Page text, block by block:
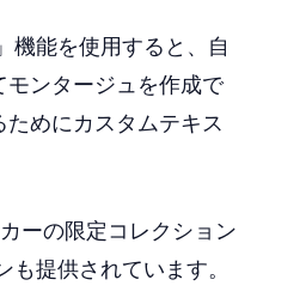
機能を使用すると、自
ンタージュを作成で
めにカスタムテキス
ーの限定コレクション
提供されています。